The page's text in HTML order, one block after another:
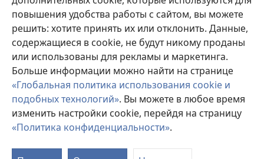
повышения удобства работы с сайтом, вы можете
решить: хотите принять их или отклонить. Данные,
содержащиеся в cookie, не будут никому проданы
или использованы для рекламы и маркетинга.
Больше информации можно найти на странице
«Глобальная политика использования cookie и
подобных технологий». Вы можете в любое время
изменить настройки cookie, перейдя на страницу
«Политика конфиденциальности».
ю , объединились Ирод и Понтий Пилат я с
израильтянами и людьми из других народов, 28
чтобы сделать то, что ты заранее определил
своей силой * и волей а . 29 Иегова, услышь их
угрозы и помоги твоим рабам смело
проповедовать твоё слово. 30 Пусть твоя рука
продолжает исцелять и пусть именем твоего
святого служителя Иисуса б
совершаются
знамения и чудеса
в
31 После их горячей молитвы дом, в котором